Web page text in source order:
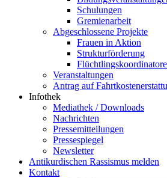
Schulungen
Gremienarbeit
Abgeschlossene Projekte
Frauen in Aktion
Strukturförderung
Veranstaltungen
Antrag auf
Infothek
Mediathek / Downloads
Nachrichten
Pressemitteilungen
Pressespiegel
Newsletter
Antikurdischen Rassismus melden
Kontakt